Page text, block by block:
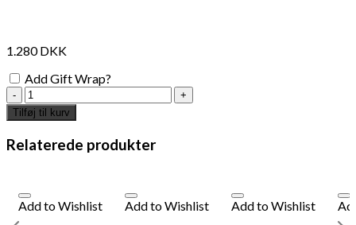
1.280DKK
Add Gift Wrap?
Japanese
wood
tray
antal
Tilføj til kurv
Relaterede produkter
Add to Wishlist
Add to Wishlist
Add to Wishlist